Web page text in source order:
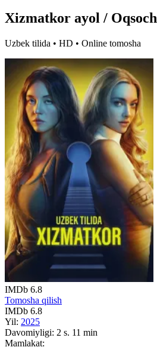
Xizmatkor ayol / Oqsoch
Uzbek tilida • HD • Online tomosha
IMDb 6.8
Tomosha qilish
IMDb 6.8
Yil: 2025
Davomiyligi: 2 s. 11 min
Mamlakat: